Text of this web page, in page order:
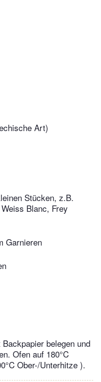
Art)
Stücken, z.B.
Blanc, Frey
Garnieren
belegen und
Ofen auf 180°C
Ober-/Unterhitze ).